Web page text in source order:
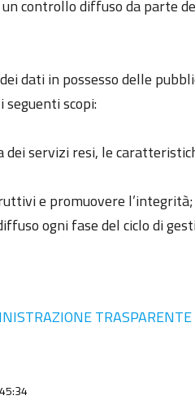
controllo diffuso da parte
dati in possesso delle
scopi:
dei servizi resi, le
e promuovere l’integrità;
ogni fase del ciclo di
TRASPARENTE